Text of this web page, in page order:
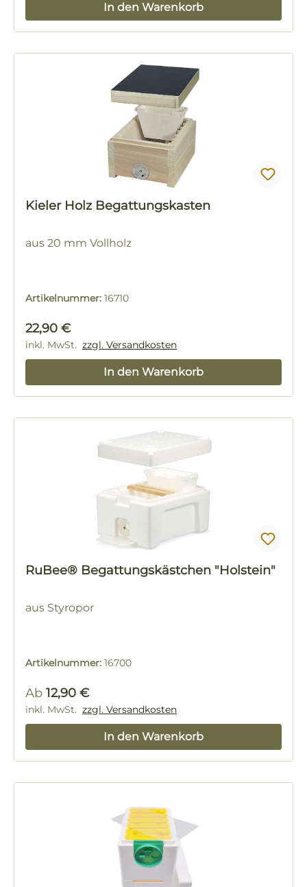
In den Warenkorb
Kieler Holz Begattungskasten
aus 20 mm Vollholz
Artikelnummer: 16710
Regulärer Preis:
22,90 €
inkl. MwSt. zzgl. Versandkosten
In den Warenkorb
RuBee® Begattungskästchen "Holstein"
aus Styropor
Artikelnummer: 16700
Regulärer Preis:
Ab 12,90 €
inkl. MwSt. zzgl. Versandkosten
In den Warenkorb